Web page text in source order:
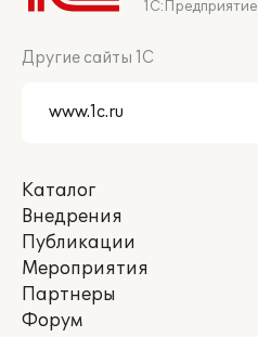
1С:Предприятие
Другие сайты 1С
Каталог
Внедрения
Публикации
Мероприятия
Партнеры
Форум